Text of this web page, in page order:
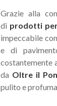
Grazie alla
di prodotti
impeccabile
e di
costantemente
da Oltre il
pulito e